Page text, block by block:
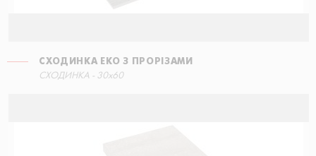
СХОДИНКА ЕКО З ПРОРІЗАМИ
СХОДИНКА - 30x60
СХОДИНКА КУТОВА ПРАВА
15x34,5